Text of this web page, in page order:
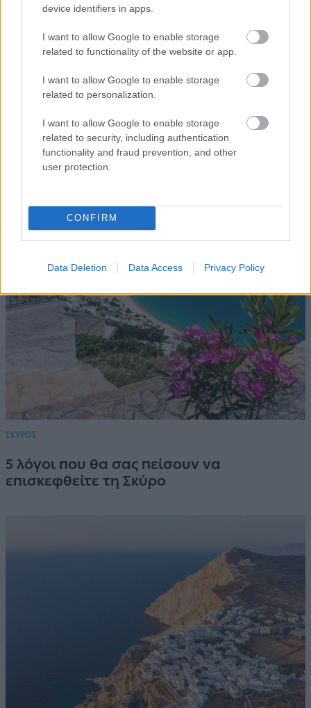
device identifiers in apps.
I want to allow Google to enable storage
related to functionality of the website or app.
I want to allow Google to enable storage
related to personalization.
I want to allow Google to enable storage
related to security, including authentication
functionality and fraud prevention, and other
user protection.
CONFIRM
Data Deletion Data Access Privacy Policy
ΣΚΥΡΟΣ
5 λόγοι που θα σας πείσουν να
επισκεφθείτε τη Σκύρο